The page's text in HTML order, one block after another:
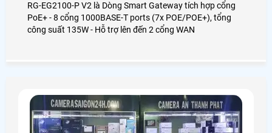
RG-EG2100-P V2 là Dòng Smart Gateway tích hợp cổng
PoE+ - 8 cổng 1000BASE-T ports (7x POE/POE+), tổng
công suất 135W - Hỗ trợ lên đến 2 cổng WAN